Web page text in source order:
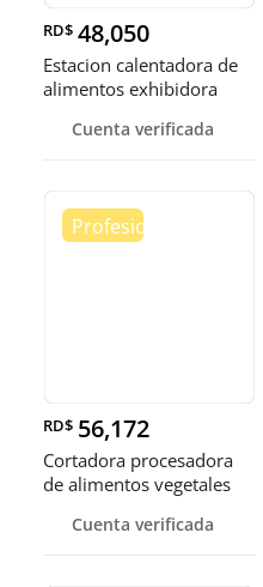
RD$ 48,050
Estacion calentadora de
alimentos exhibidora
Cuenta verificada
RD$ 56,172
Cortadora procesadora
de alimentos vegetales
Cuenta verificada